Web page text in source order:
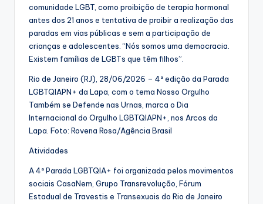
comunidade LGBT, como proibição de terapia hormonal
antes dos 21 anos e tentativa de proibir a realização das
paradas em vias públicas e sem a participação de
crianças e adolescentes. “Nós somos uma democracia.
Existem famílias de LGBTs que têm filhos”.
Rio de Janeiro (RJ), 28/06/2026 – 4ª edição da Parada
LGBTQIAPN+ da Lapa, com o tema Nosso Orgulho
Também se Defende nas Urnas, marca o Dia
Internacional do Orgulho LGBTQIAPN+, nos Arcos da
Lapa. Foto: Rovena Rosa/Agência Brasil
Atividades
A 4ª Parada LGBTQIA+ foi organizada pelos movimentos
sociais CasaNem, Grupo Transrevolução, Fórum
Estadual de Travestis e Transexuais do Rio de Janeiro